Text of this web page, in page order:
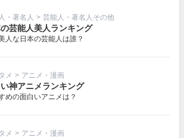
・著名人 > 芸能人・著名人その他
の芸能人美人ランキング
人な日本の芸能人は誰？
メ > アニメ・漫画
神アニメランキング
めの面白いアニメは？
メ > アニメ・漫画